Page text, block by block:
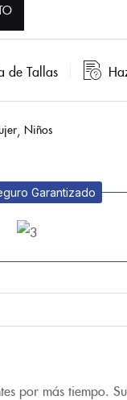
de Tallas
Niños
Garantizado
por más tiempo.